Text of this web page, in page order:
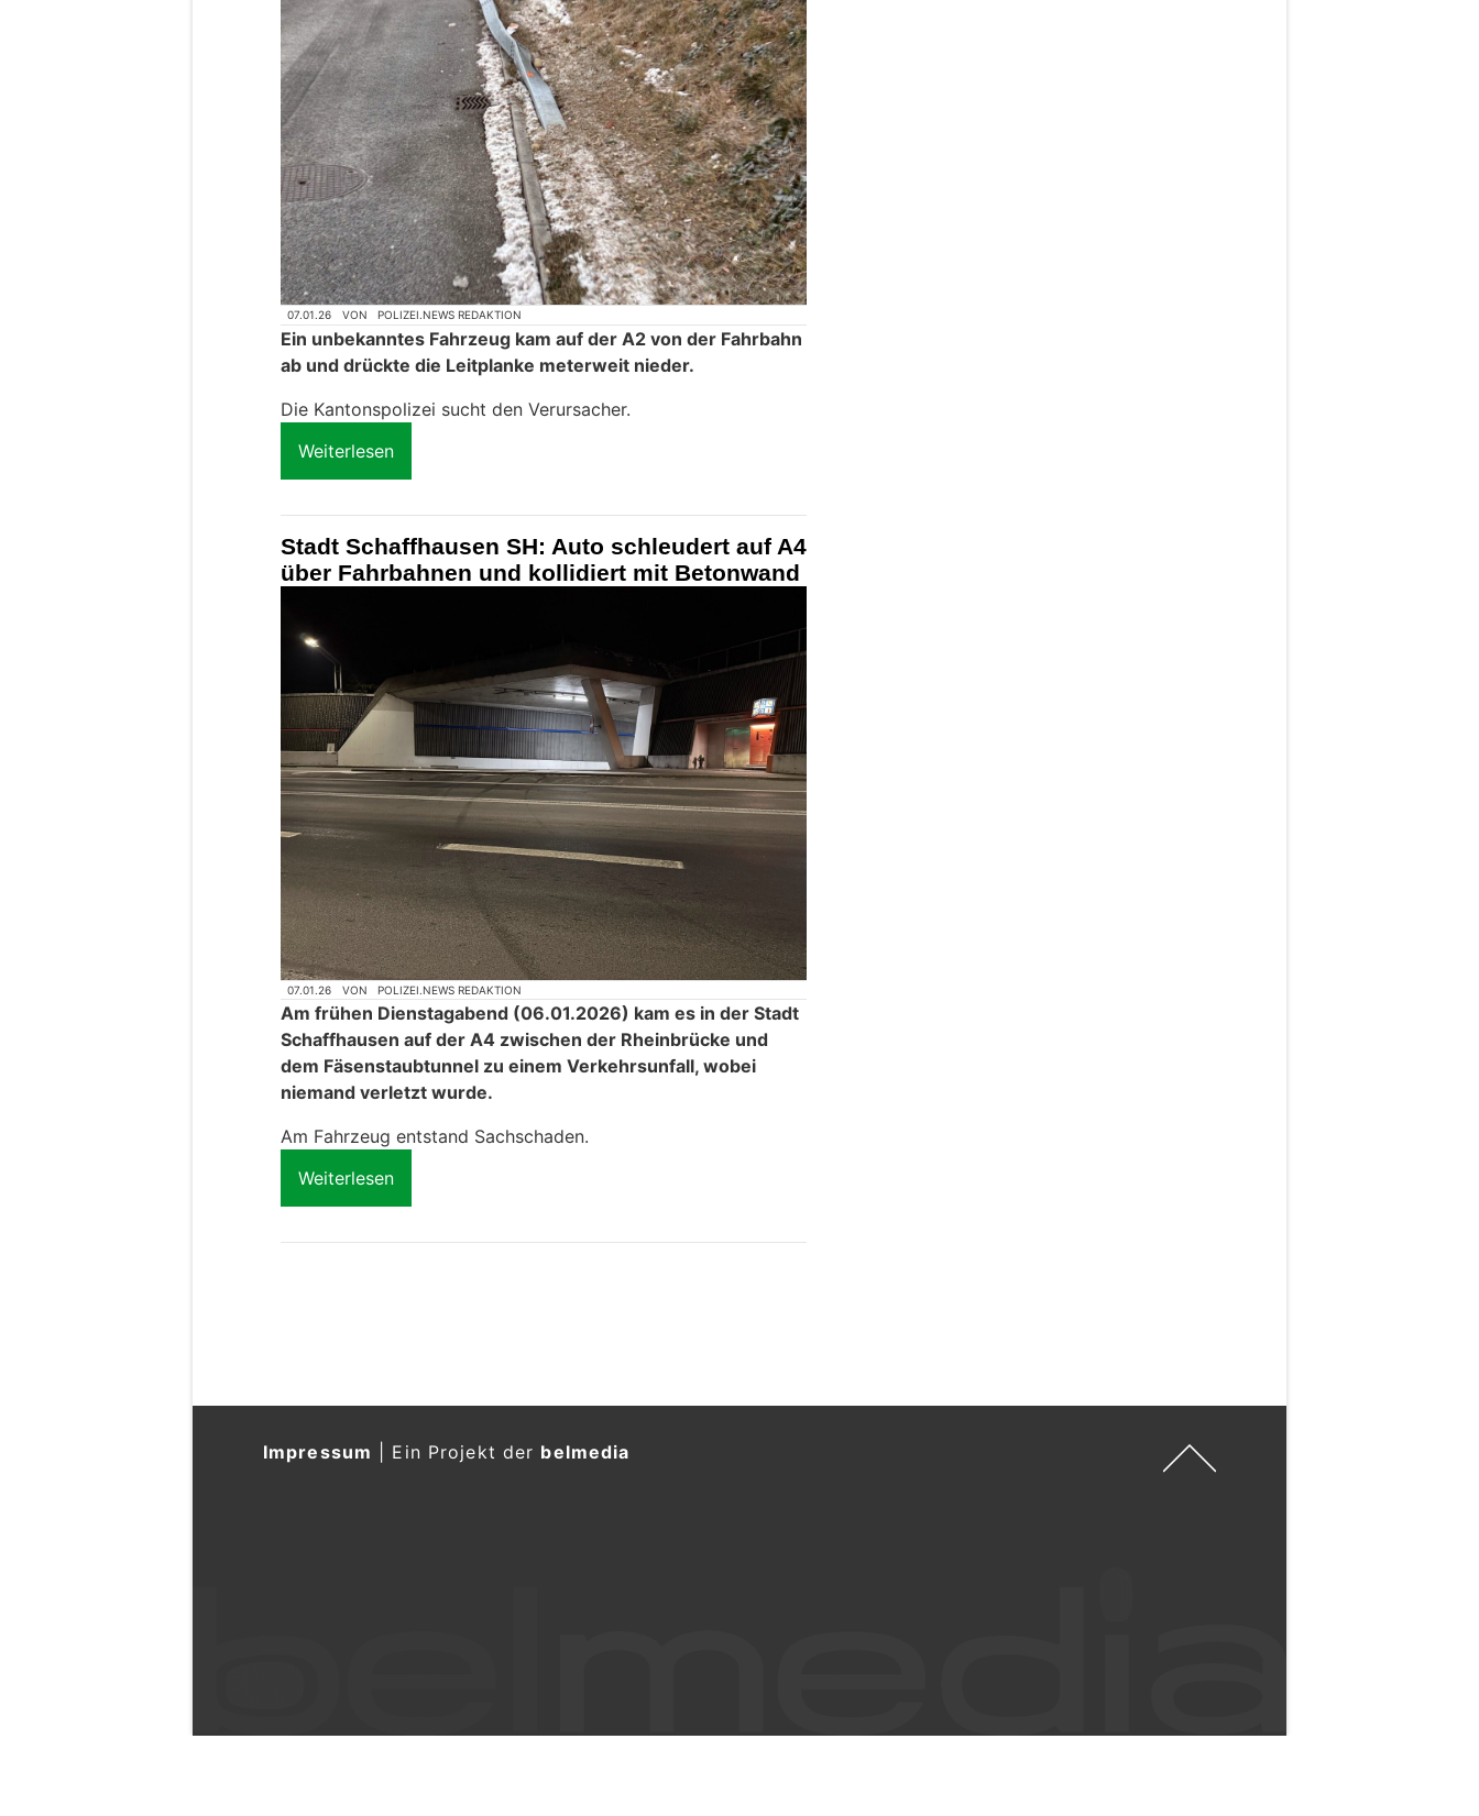
07.01.26 VON POLIZEI.NEWS REDAKTION
Ein unbekanntes Fahrzeug kam auf der A2 von der Fahrbahn
ab und drückte die Leitplanke meterweit nieder.
Die Kantonspolizei sucht den Verursacher.
Weiterlesen
Stadt Schaffhausen SH: Auto schleudert auf A4
über Fahrbahnen und kollidiert mit Betonwand
07.01.26 VON POLIZEI.NEWS REDAKTION
Am frühen Dienstagabend (06.01.2026) kam es in der Stadt
Schaffhausen auf der A4 zwischen der Rheinbrücke und
dem Fäsenstaubtunnel zu einem Verkehrsunfall, wobei
niemand verletzt wurde.
Am Fahrzeug entstand Sachschaden.
Weiterlesen
Impressum Ein Projekt der belmedia